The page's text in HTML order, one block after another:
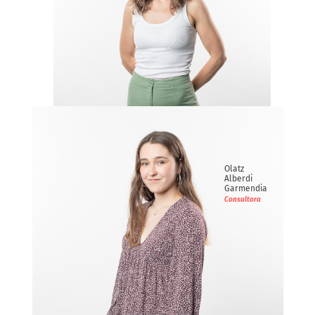
Olatz
Alberdi
Garmendia
Consultora